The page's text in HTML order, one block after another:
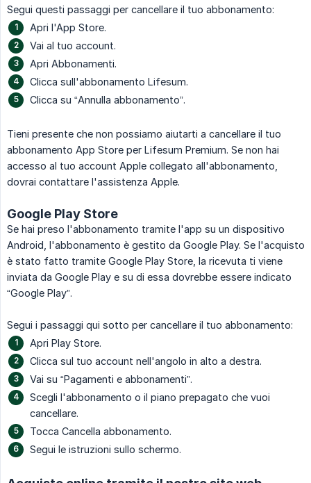
Segui questi passaggi per cancellare il tuo abbonamento:
Apri l'App Store.
Vai al tuo account.
Apri Abbonamenti.
Clicca sull'abbonamento Lifesum.
Clicca su “Annulla abbonamento”.
Tieni presente che non possiamo aiutarti a cancellare il tuo
abbonamento App Store per Lifesum Premium. Se non hai
accesso al tuo account Apple collegato all'abbonamento,
dovrai contattare l'assistenza Apple.
Google Play Store
Se hai preso l'abbonamento tramite l'app su un dispositivo
Android, l'abbonamento è gestito da Google Play. Se l'acquisto
è stato fatto tramite Google Play Store, la ricevuta ti viene
inviata da Google Play e su di essa dovrebbe essere indicato
“Google Play”.
Segui i passaggi qui sotto per cancellare il tuo abbonamento:
Apri Play Store.
Clicca sul tuo account nell'angolo in alto a destra.
Vai su “Pagamenti e abbonamenti”.
Scegli l'abbonamento o il piano prepagato che vuoi
cancellare.
Tocca Cancella abbonamento.
Segui le istruzioni sullo schermo.